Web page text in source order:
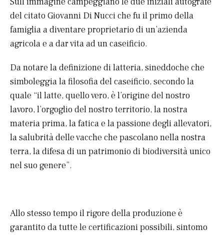
del citato Giovanni Di Nucci che fu il primo della
famiglia a diventare proprietario di un’azienda
agricola e a dar vita ad un caseificio.
Da notare la definizione di latteria, sineddoche che
simboleggia la filosofia del caseificio, secondo la
quale “il latte, quello vero, è l’origine del nostro
lavoro, l’orgoglio del nostro territorio, la nostra
materia prima, la fatica e la passione degli allevatori,
la salubrità delle vacche che pascolano nella nostra
terra, la difesa di un patrimonio di biodiversità unico
nel suo genere”.
Allo stesso tempo il rigore della produzione è
garantito da tutte le certificazioni possibili, sintomo